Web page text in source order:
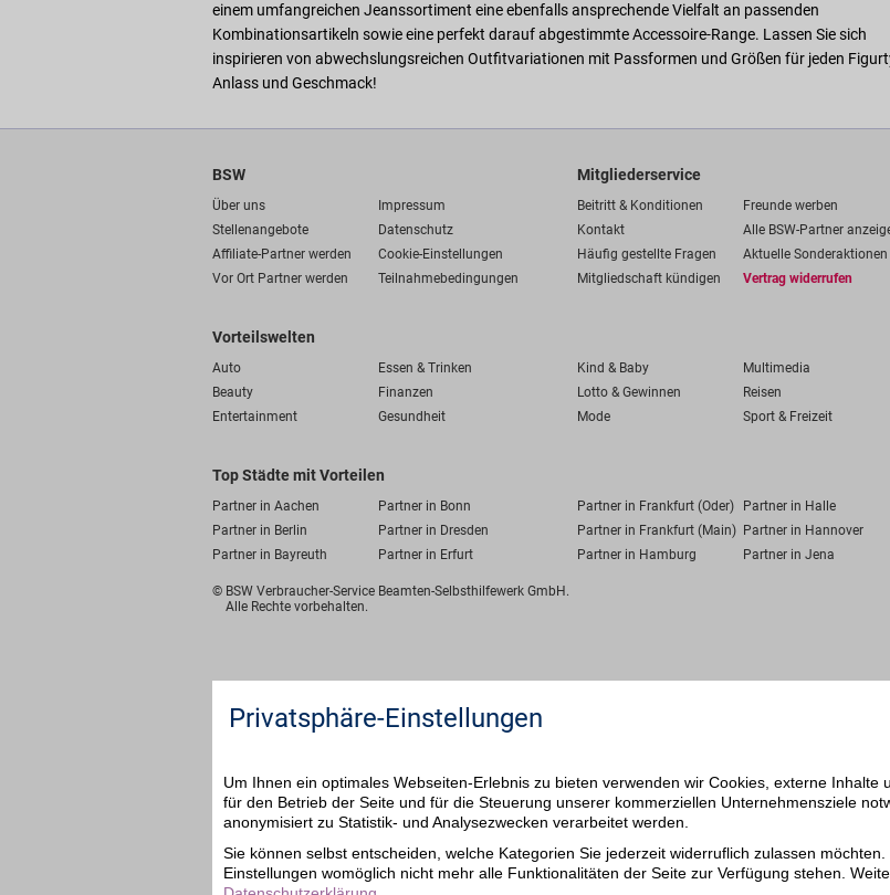
einem umfangreichen Jeanssortiment eine ebenfalls ansprechende Vielfalt an passenden
Kombinationsartikeln sowie eine perfekt darauf abgestimmte Accessoire-Range. Lassen Sie sich
inspirieren von abwechslungsreichen Outfitvariationen mit Passformen und Größen für jeden
Anlass und Geschmack!
BSW
Über uns
Impressum
Stellenangebote
Datenschutz
Affiliate-Partner werden
Cookie-Einstellungen
Vor Ort Partner werden
Teilnahmebedingungen
Mitgliederservice
Beitritt & Konditionen
Freunde werben
Kontakt
Alle BSW-Partner
Häufig gestellte Fragen
Aktuelle Sonderaktionen
Mitgliedschaft kündigen
Vertrag widerrufen
Vorteilswelten
Auto Essen & Trinken Kind & Baby
Multimedia
Beauty
Finanzen Lotto & Gewinnen
Reisen
Entertainment
Gesundheit Mode Sport & Freizeit
Top Städte mit Vorteilen
Partner in Aachen Partner in Bonn Partner in Frankfurt (Oder) Partner in Halle
Partner in Berlin
Partner in Dresden Partner in Frankfurt (Main) Partner in Hannover
Partner in Bayreuth
Partner in Erfurt Partner in Hamburg Partner in Jena
© BSW Verbraucher-Service Beamten-Selbsthilfewerk GmbH.
Alle Rechte vorbehalten.
Privatsphäre-Einstellungen
Um Ihnen ein optimales Webseiten-Erlebnis zu bieten verwenden wir Cookies, externe
für den Betrieb der Seite und für die Steuerung unserer kommerziellen Unternehmensziele
anonymisiert zu Statistik- und Analysezwecken verarbeitet werden.
Sie können selbst entscheiden, welche Kategorien Sie jederzeit widerruflich zulassen
Einstellungen womöglich nicht mehr alle Funktionalitäten der Seite zur Verfügung stehen.